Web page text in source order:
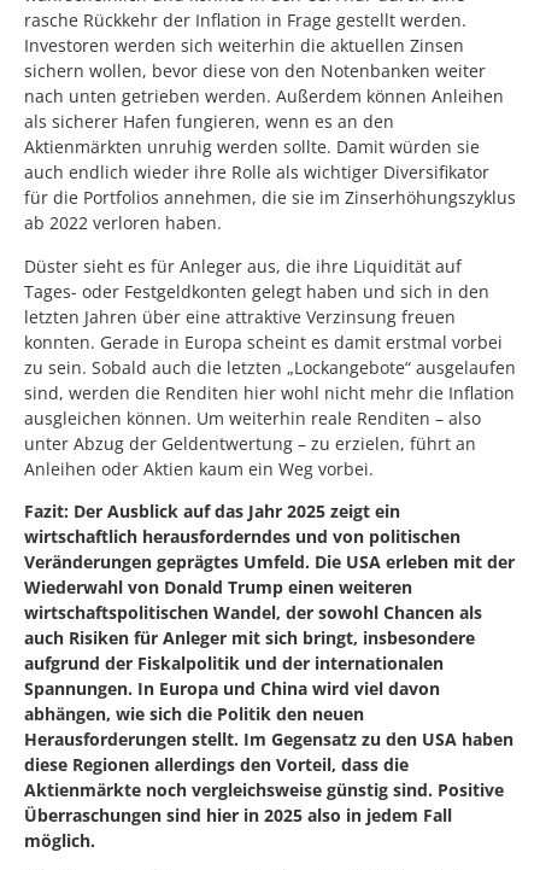
rasche Rückkehr der Inflation in Frage gestellt werden.
Investoren werden sich weiterhin die aktuellen Zinsen
sichern wollen, bevor diese von den Notenbanken weiter
nach unten getrieben werden. Außerdem können Anleihen
als sicherer Hafen fungieren, wenn es an den
Aktienmärkten unruhig werden sollte. Damit würden sie
auch endlich wieder ihre Rolle als wichtiger Diversifikator
für die Portfolios annehmen, die sie im Zinserhöhungszyklus
ab 2022 verloren haben.
Düster sieht es für Anleger aus, die ihre Liquidität auf
Tages- oder Festgeldkonten gelegt haben und sich in den
letzten Jahren über eine attraktive Verzinsung freuen
konnten. Gerade in Europa scheint es damit erstmal vorbei
zu sein. Sobald auch die letzten „Lockangebote“ ausgelaufen
sind, werden die Renditen hier wohl nicht mehr die Inflation
ausgleichen können. Um weiterhin reale Renditen – also
unter Abzug der Geldentwertung – zu erzielen, führt an
Anleihen oder Aktien kaum ein Weg vorbei.
Fazit: Der Ausblick auf das Jahr 2025 zeigt ein
wirtschaftlich herausforderndes und von politischen
Veränderungen geprägtes Umfeld. Die USA erleben mit der
Wiederwahl von Donald Trump einen weiteren
wirtschaftspolitischen Wandel, der sowohl Chancen als
auch Risiken für Anleger mit sich bringt, insbesondere
aufgrund der Fiskalpolitik und der internationalen
Spannungen. In Europa und China wird viel davon
abhängen, wie sich die Politik den neuen
Herausforderungen stellt. Im Gegensatz zu den USA haben
diese Regionen allerdings den Vorteil, dass die
Aktienmärkte noch vergleichsweise günstig sind. Positive
Überraschungen sind hier in 2025 also in jedem Fall
möglich.